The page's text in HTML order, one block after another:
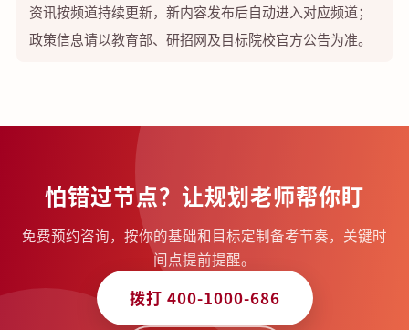
资讯按频道持续更新，新内容发布后自动进入对应频道；
政策信息请以教育部、研招网及目标院校官方公告为准。
怕错过节点？让规划老师帮你盯
免费预约咨询，按你的基础和目标定制备考节奏，关键时
间点提前提醒。
拨打 400-1000-686